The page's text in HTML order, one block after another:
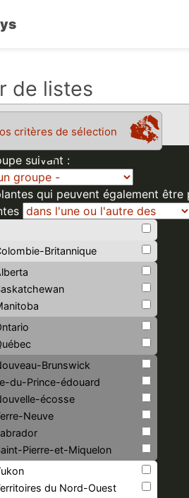
de listes
critères de sélection
suivant :
qui peuvent également
Britannique
Brunswick
du-Prince-édouard
écosse
Neuve
Pierre-et-Miquelon
du Nord-Ouest